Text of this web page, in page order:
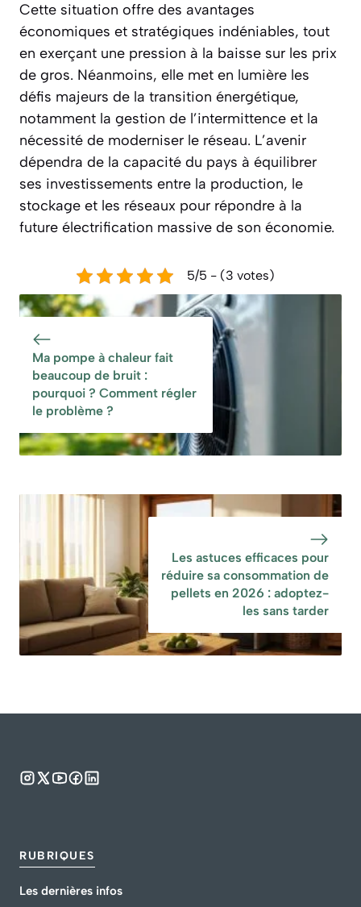
Cette situation offre des avantages
économiques et stratégiques indéniables, tout
en exerçant une pression à la baisse sur les prix
de gros. Néanmoins, elle met en lumière les
défis majeurs de la transition énergétique,
notamment la gestion de l’intermittence et la
nécessité de moderniser le réseau. L’avenir
dépendra de la capacité du pays à équilibrer
ses investissements entre la production, le
stockage et les réseaux pour répondre à la
future électrification massive de son économie.
5/5 - (3 votes)
Ma pompe à chaleur fait
beaucoup de bruit :
pourquoi ? Comment régler
le problème ?
Les astuces efficaces pour
réduire sa consommation de
pellets en 2026 : adoptez-
les sans tarder
RUBRIQUES
Les dernières infos